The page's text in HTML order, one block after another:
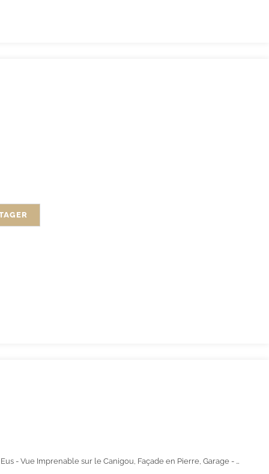
À Vendre : Maison de Caractères à Eus - Vue Imprenable sur le Canigou, Façade en Pierre, Garage - 170 000 €